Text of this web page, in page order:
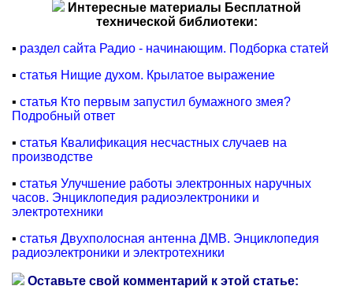
Интересные материалы Бесплатной
технической библиотеки:
▪ раздел сайта Радио - начинающим. Подборка статей
▪ статья Нищие духом. Крылатое выражение
▪ статья Кто первым запустил бумажного змея?
Подробный ответ
▪ статья Квалификация несчастных случаев на
производстве
▪ статья Улучшение работы электронных наручных
часов. Энциклопедия радиоэлектроники и
электротехники
▪ статья Двухполосная антенна ДМВ. Энциклопедия
радиоэлектроники и электротехники
Оставьте свой комментарий к этой статье: